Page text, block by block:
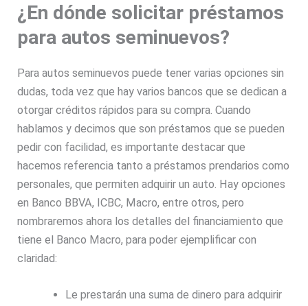
¿En dónde solicitar préstamos
para autos seminuevos?
Para autos seminuevos puede tener varias opciones sin
dudas, toda vez que hay varios bancos que se dedican a
otorgar créditos rápidos para su compra. Cuando
hablamos y decimos que son préstamos que se pueden
pedir con facilidad, es importante destacar que
hacemos referencia tanto a préstamos prendarios como
personales, que permiten adquirir un auto. Hay opciones
en Banco BBVA, ICBC, Macro, entre otros, pero
nombraremos ahora los detalles del financiamiento que
tiene el Banco Macro, para poder ejemplificar con
claridad:
Le prestarán una suma de dinero para adquirir